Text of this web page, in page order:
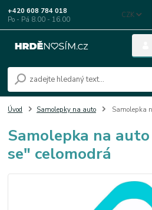
CZK
+420 608 784 018
Po - Pá 8.00 - 16.00
Úvod Samolepky na auto Samolepka
Samolepka na
se" celomodrá